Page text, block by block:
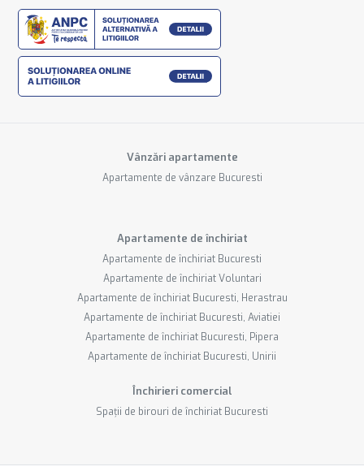
Vânzări apartamente
Apartamente de vânzare Bucuresti
Apartamente de închiriat
Apartamente de închiriat Bucuresti
Apartamente de închiriat Voluntari
Apartamente de închiriat Bucuresti, Herastrau
Apartamente de închiriat Bucuresti, Aviatiei
Apartamente de închiriat Bucuresti, Pipera
Apartamente de închiriat Bucuresti, Unirii
Închirieri comercial
Spații de birouri de închiriat Bucuresti